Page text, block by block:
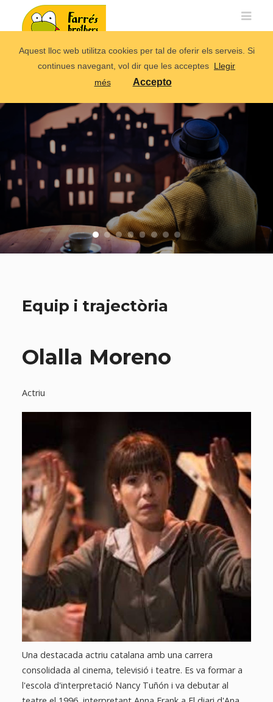
Equip i trajectòria
Olalla Moreno
Actriu
Una destacada actriu catalana amb una carrera
consolidada al cinema, televisió i teatre. Es va formar a
l'escola d'interpretació Nancy Tuñón i va debutar al
Aquest lloc web utilitza cookies per tal de oferir els serveis. Si
continues navegant, vol dir que les acceptes Llegir
més
Accepto